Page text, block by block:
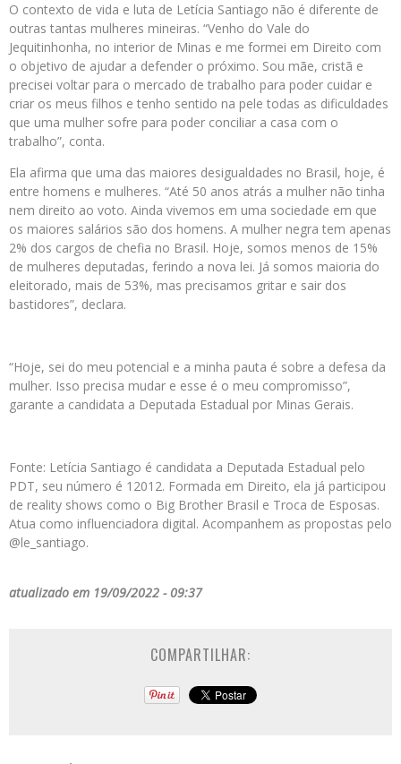
O contexto de vida e luta de Letícia Santiago não é diferente de
outras tantas mulheres mineiras. “Venho do Vale do
Jequitinhonha, no interior de Minas e me formei em Direito com
o objetivo de ajudar a defender o próximo. Sou mãe, cristã e
precisei voltar para o mercado de trabalho para poder cuidar e
criar os meus filhos e tenho sentido na pele todas as dificuldades
que uma mulher sofre para poder conciliar a casa com o
trabalho”, conta.
Ela afirma que uma das maiores desigualdades no Brasil, hoje, é
entre homens e mulheres. “Até 50 anos atrás a mulher não tinha
nem direito ao voto. Ainda vivemos em uma sociedade em que
os maiores salários são dos homens. A mulher negra tem apenas
2% dos cargos de chefia no Brasil. Hoje, somos menos de 15%
de mulheres deputadas, ferindo a nova lei. Já somos maioria do
eleitorado, mais de 53%, mas precisamos gritar e sair dos
bastidores”, declara.
“Hoje, sei do meu potencial e a minha pauta é sobre a defesa da
mulher. Isso precisa mudar e esse é o meu compromisso”,
garante a candidata a Deputada Estadual por Minas Gerais.
Fonte: Letícia Santiago é candidata a Deputada Estadual pelo
PDT, seu número é 12012. Formada em Direito, ela já participou
de reality shows como o Big Brother Brasil e Troca de Esposas.
Atua como influenciadora digital. Acompanhem as propostas pelo
@le_santiago.
atualizado em 19/09/2022 - 09:37
COMPARTILHAR: